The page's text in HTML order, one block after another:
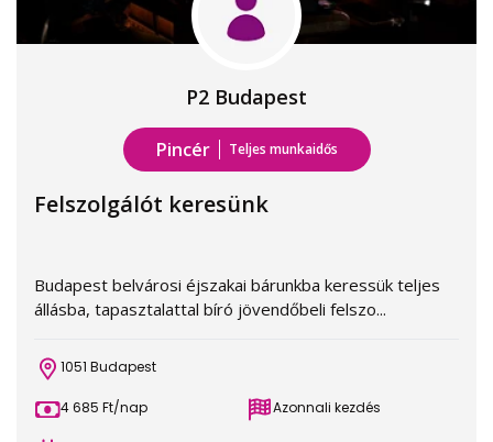
P2 Budapest
Pincér Teljes munkaidős
Felszolgálót keresünk
Budapest belvárosi éjszakai bárunkba keressük teljes
állásba, tapasztalattal bíró jövendőbeli felszo...
1051 Budapest
4 685 Ft/nap Azonnali kezdés